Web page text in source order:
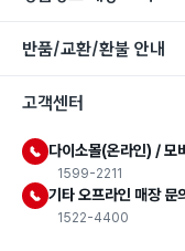
반품/교환/환불 안내
고객센터
다이소몰(온라인) / 모
1599-2211
기타 오프라인 매장 문
1522-4400